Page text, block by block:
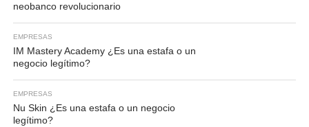
neobanco revolucionario
EMPRESAS
IM Mastery Academy ¿Es una estafa o un
negocio legítimo?
EMPRESAS
Nu Skin ¿Es una estafa o un negocio
legítimo?